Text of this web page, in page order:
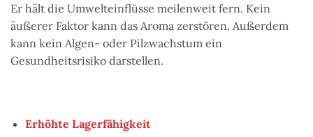
Er hält die Umwelteinflüsse meilenweit fern. Kein
äußerer Faktor kann das Aroma zerstören. Außerdem
kann kein Algen- oder Pilzwachstum ein
Gesundheitsrisiko darstellen.
Erhöhte Lagerfähigkeit